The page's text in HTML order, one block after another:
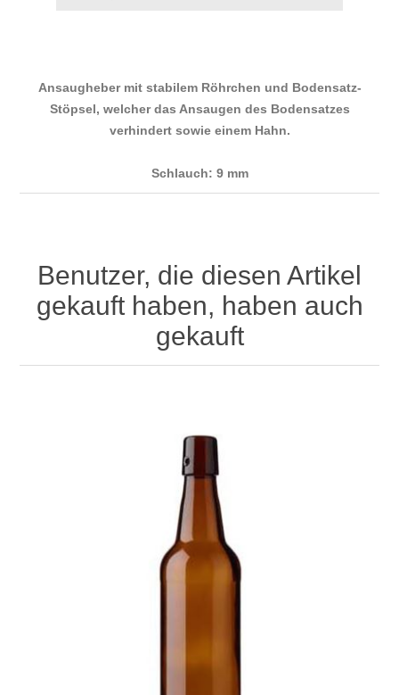
Ansaugheber mit stabilem Röhrchen und Bodensatz-
Stöpsel, welcher das Ansaugen des Bodensatzes
verhindert sowie einem Hahn.
Schlauch: 9 mm
Benutzer, die diesen Artikel
gekauft haben, haben auch
gekauft